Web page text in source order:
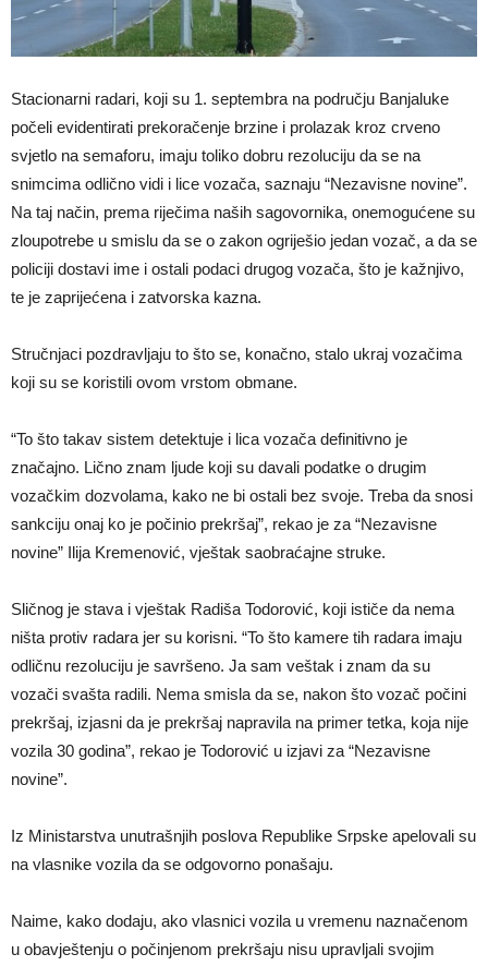
Stacionarni radari, koji su 1. septembra na području Banjaluke
počeli evidentirati prekoračenje brzine i prolazak kroz crveno
svjetlo na semaforu, imaju toliko dobru rezoluciju da se na
snimcima odlično vidi i lice vozača, saznaju “Nezavisne novine”.
Na taj način, prema riječima naših sagovornika, onemogućene su
zloupotrebe u smislu da se o zakon ogriješio jedan vozač, a da se
policiji dostavi ime i ostali podaci drugog vozača, što je kažnjivo,
te je zaprijećena i zatvorska kazna.
Stručnjaci pozdravljaju to što se, konačno, stalo ukraj vozačima
koji su se koristili ovom vrstom obmane.
“To što takav sistem detektuje i lica vozača definitivno je
značajno. Lično znam ljude koji su davali podatke o drugim
vozačkim dozvolama, kako ne bi ostali bez svoje. Treba da snosi
sankciju onaj ko je počinio prekršaj”, rekao je za “Nezavisne
novine” Ilija Kremenović, vještak saobraćajne struke.
Sličnog je stava i vještak Radiša Todorović, koji ističe da nema
ništa protiv radara jer su korisni. “To što kamere tih radara imaju
odličnu rezoluciju je savršeno. Ja sam veštak i znam da su
vozači svašta radili. Nema smisla da se, nakon što vozač počini
prekršaj, izjasni da je prekršaj napravila na primer tetka, koja nije
vozila 30 godina”, rekao je Todorović u izjavi za “Nezavisne
novine”.
Iz Ministarstva unutrašnjih poslova Republike Srpske apelovali su
na vlasnike vozila da se odgovorno ponašaju.
Naime, kako dodaju, ako vlasnici vozila u vremenu naznačenom
u obavještenju o počinjenom prekršaju nisu upravljali svojim